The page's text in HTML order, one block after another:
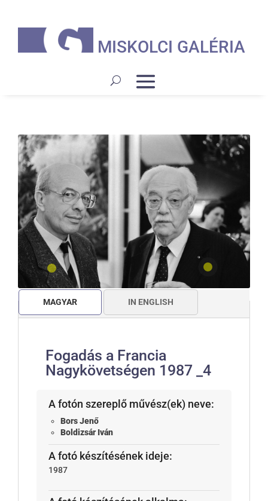
MISKOLCI GALÉRIA
MAGYAR IN ENGLISH
Fogadás a Francia
Nagykövetségen 1987 _4
A fotón szereplő művész(ek) neve:
Bors Jenő
Boldizsár Iván
A fotó készítésének ideje:
1987